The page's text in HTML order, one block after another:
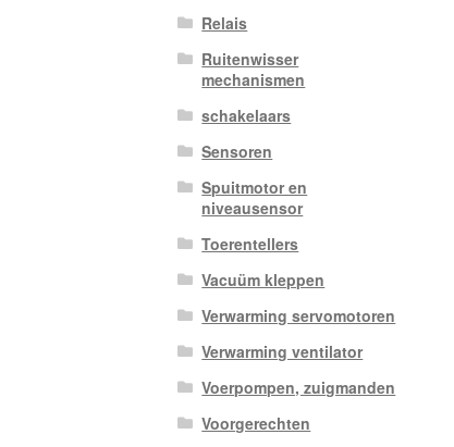
Relais
Ruitenwisser
mechanismen
schakelaars
Sensoren
Spuitmotor en
niveausensor
Toerentellers
Vacuüm kleppen
Verwarming servomotoren
Verwarming ventilator
Voerpompen, zuigmanden
Voorgerechten